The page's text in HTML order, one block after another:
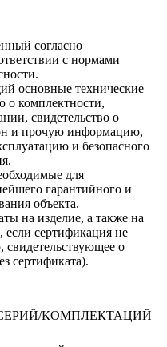
согласно
с нормами
основные технические
комплектности,
свидетельство о
и прочую информацию,
и безопасного
для
гарантийного и
объекта.
на изделие, а также на
если сертификация не
свидетельствующее о
сертификата).
КОМПЛЕКТАЦИЙ